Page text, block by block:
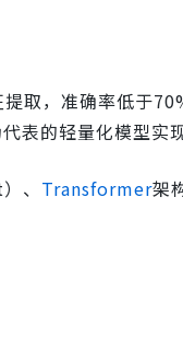
取，准确率低于
表的轻量化模型实
、 Transformer架